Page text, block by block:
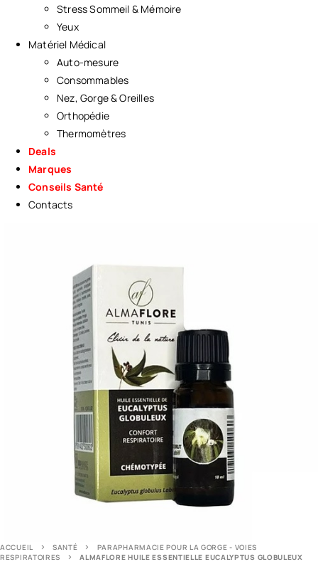
Stress Sommeil & Mémoire
Yeux
Matériel Médical
Auto-mesure
Consommables
Nez, Gorge & Oreilles
Orthopédie
Thermomètres
Deals
Marques
Conseils Santé
Contacts
ACCUEIL SANTÉ
PARAPHARMACIE POUR LA GORGE - VOIES
RESPIRATOIRES
ALMAFLORE HUILE ESSENTIELLE EUCALYPTUS GLOBULEUX